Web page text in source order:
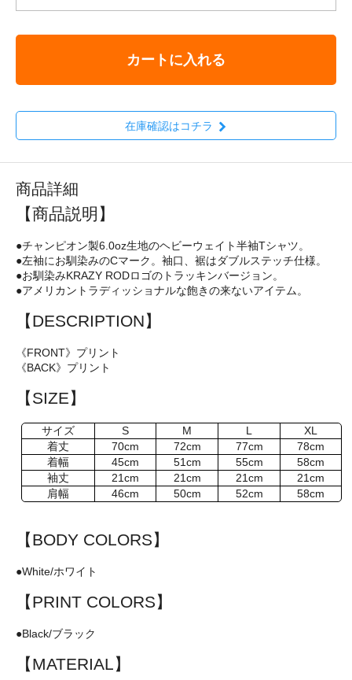
カートに入れる
在庫確認はコチラ
商品詳細
【商品説明】
●チャンピオン製6.0oz生地のヘビーウェイト半袖Tシャツ。
●左袖にお馴染みのCマーク。袖口、裾はダブルステッチ仕様。
●お馴染みKRAZY RODロゴのトラッキンバージョン。
●アメリカントラディッショナルな飽きの来ないアイテム。
【DESCRIPTION】
《FRONT》プリント
《BACK》プリント
【SIZE】
サイズ S M L
XL
着丈
70cm 72cm 77cm
78cm
着幅
45cm 51cm 55cm
58cm
袖丈
21cm 21cm 21cm
21cm
肩幅
46cm 50cm 52cm 58cm
【BODY COLORS】
●White/ホワイト
【PRINT COLORS】
●Black/ブラック
【MATERIAL】